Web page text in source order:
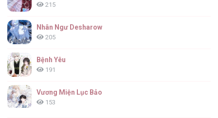
215
Nhân Ngư Desharow
205
Bệnh Yêu
191
Vương Miện Lục Bảo
153